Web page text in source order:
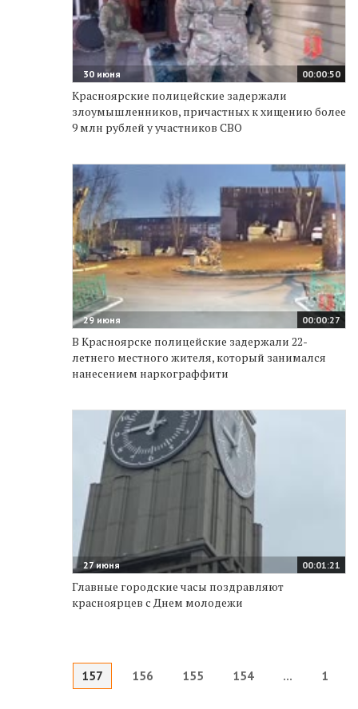
00:00:50
30 июня
Красноярские полицейские задержали
злоумышленников, причастных к хищению более
9 млн рублей у участников СВО
00:00:27
29 июня
В Красноярске полицейские задержали 22-
летнего местного жителя, который занимался
нанесением наркограффити
00:01:21
27 июня
Главные городские часы поздравляют
красноярцев с Днем молодежи
157 156 155 154 ... 1